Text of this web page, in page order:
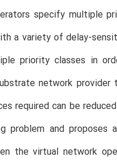
specify multiple
a variety of delay-
priority classes in
network
required can be
problem and
the virtual network